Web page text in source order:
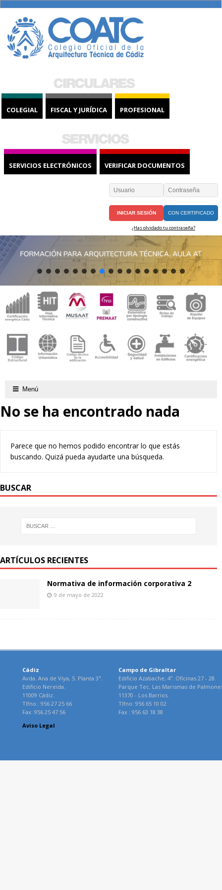
COLEGIAL FISCAL Y JURÍDICA PROFESIONAL
SERVICIOS ELECTRÓNICOS VERIFICAR DOCUMENTOS
CON CERTIFICADO
¿Has olvidado tu contraseña?
Menú
No se ha encontrado nada
Parece que no hemos podido encontrar lo que estás
buscando. Quizá pueda ayudarte una búsqueda.
BUSCAR
ARTÍCULOS RECIENTES
Normativa de información corporativa 2
9 de mayo de 2022
Cádiz
Avda. Ana de Viya, 5. Planta 3ª.
Edificio Nereida.
11009 Cádiz.
Tlfno.: 956 27 25 66
Fax: 956 25 47 56
Campo de Gibraltar
Edificio Azabache, 4º. Oficinas 27 - 28.
Parque Tec. Las Marismas de
11370 - Los Barrios.
Tlfno: 956 65 10 02
Fax : 956 63 18 38
Aviso Legal